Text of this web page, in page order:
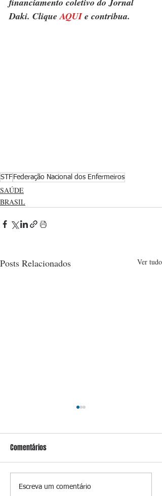
Daki. Clique AQUI e contribua.
STF Federação Nacional dos Enfermeiros
SAÚDE
BRASIL
Posts Relacionados Ver tudo
Governo Lula vai prorrogar
Comentários
Escreva um comentário